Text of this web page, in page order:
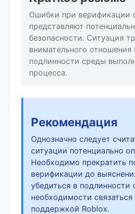
Ошибки при верификации
представляют
безопасности. Ситуация
внимательного отношения
подлинности среды
процесса.
Рекомендация
Однозначно следует
ситуации потенциально
Необходимо прекратить
верификации до
убедиться в подлинности
необходимости связаться
поддержкой Roblox.